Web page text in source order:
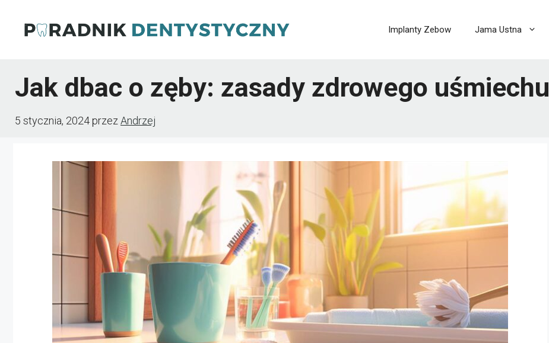
Implanty Zebow Jama Ustna
Jak dbac o zęby: zasady zdrowego uśmiechu
5 stycznia, 2024przez Andrzej